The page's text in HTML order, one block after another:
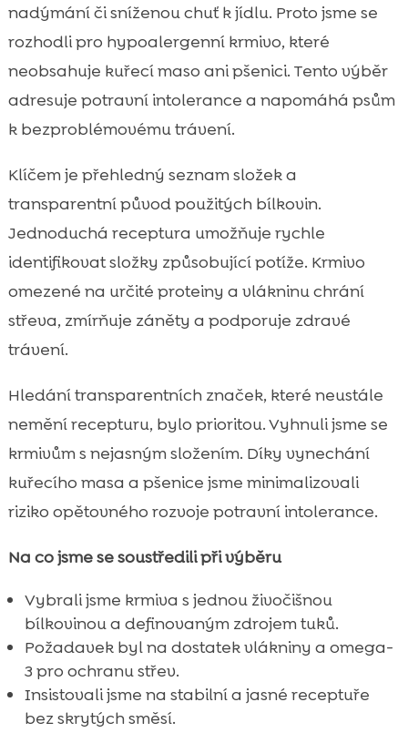
nadýmání či sníženou chuť k jídlu. Proto jsme se
rozhodli pro hypoalergenní krmivo, které
neobsahuje kuřecí maso ani pšenici. Tento výběr
adresuje potravní intolerance a napomáhá psům
k bezproblémovému trávení.
Klíčem je přehledný seznam složek a
transparentní původ použitých bílkovin.
Jednoduchá receptura umožňuje rychle
identifikovat složky způsobující potíže. Krmivo
omezené na určité proteiny a vlákninu chrání
střeva, zmírňuje záněty a podporuje zdravé
trávení.
Hledání transparentních značek, které neustále
nemění recepturu, bylo prioritou. Vyhnuli jsme se
krmivům s nejasným složením. Díky vynechání
kuřecího masa a pšenice jsme minimalizovali
riziko opětovného rozvoje potravní intolerance.
Na co jsme se soustředili při výběru
Vybrali jsme krmiva s jednou živočišnou
bílkovinou a definovaným zdrojem tuků.
Požadavek byl na dostatek vlákniny a omega-
3 pro ochranu střev.
Insistovali jsme na stabilní a jasné receptuře
bez skrytých směsí.